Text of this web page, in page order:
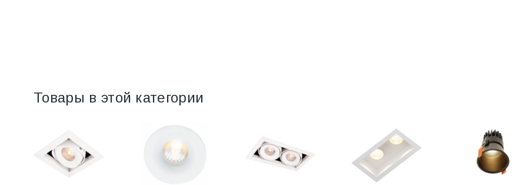
Товары в этой категории